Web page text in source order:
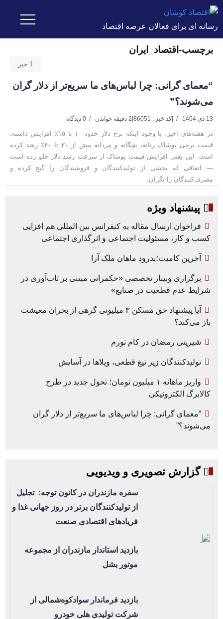
رسانه ای برای فعالان عرصه اقتصاد
برچسب-اقتصاد_ایران
1 خبر
“معمای گرانی: چرا لباس‌های ما سریع‌تر از دلار گران
می‌شوند؟”
13 دی 1404 |کد خبر : 86051 |2 دقیقه خواندن 0 دیدگاه
در هفته‌های اخیر، با وجود اینکه نرخ دلار حدود ۱۰ تا ۱۵٪ افزایش داشته،
قیمت برخی پوشاک زنانه، بچگانه و مردانه بیش از ۳۰ تا ۴۰٪ رشد کرده
است. این یعنی افزایش قیمت پوشاک از سرعت رشد دلار جلو زده است
— اتفاقی که بخشی از تولیدکنندگان و فروشندگان را گیج کرده و
مصرف‌کنندگان را نگران.
پیشنهاد ویژه
فراخوان ارسال مقاله به کنفرانس بین المللی هم افزایی
کسب و کار، مسئولیت اجتماعی و اثرگذاری اجتماعی
آخرین کامیت؛بدرود ماهان ملک آرا
برگزاری وبینار تخصصی «حکمرانی مبتنی بر تاب‌آوری در
شرایط عدم قطعیت در صنایع»
آیا پیشنهاد حق مسکن ۳ میلیونی گرهی از بحران معیشت
باز می‌کند؟
شیرینی رمضان در کام تورم
تولیدکنندگان زیر تیغ قطعی، ویلاها در آسایش
واریز ماهانه ۱ میلیون تومان؛ تحول جدید در طرح
کالابرگ الکترونیکی
“معمای گرانی: چرا لباس‌های ما سریع‌تر از دلار گران
می‌شوند؟”
گزارش تصویری و ویدیویی
سفره مازندران در کانون توجه: تجلیل
از تولیدکنندگان برتر در روز جهانی غذا و
فریادهای اقتصادی صنعت
بازدید استاندار مازندران از مجموعه
موتور بشل
بازدید فرماندار سوادکوه‌شمالی از
شرکت تولیدی هلی خودرو